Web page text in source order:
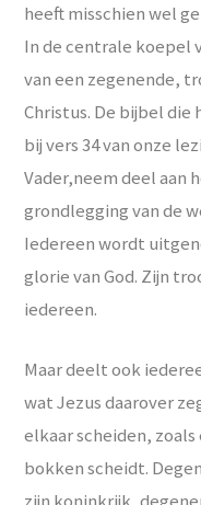
heeft misschien wel
In de centrale koepel
van een zegenende,
Christus. De bijbel
bij vers 34 van onze
Vader,neem deel aan
grondlegging van de
Iedereen wordt
glorie van God. Zijn
iedereen.
Maar deelt ook
wat Jezus daarover
elkaar scheiden, zoals
bokken scheidt.